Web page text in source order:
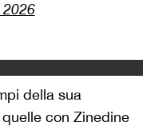
della sua
con Zinedine